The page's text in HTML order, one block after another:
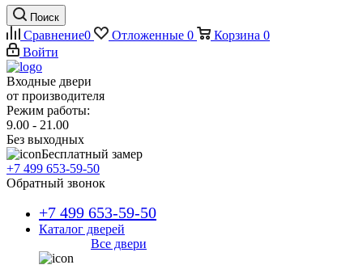
Поиск
Сравнение0 Отложенные 0 Корзина 0
Войти
Входные двери
от производителя
Режим работы:
9.00 - 21.00
Без выходных
Бесплатный замер
+7 499 653-59-50
Обратный звонок
+7 499 653-59-50
Каталог дверей
Все двери